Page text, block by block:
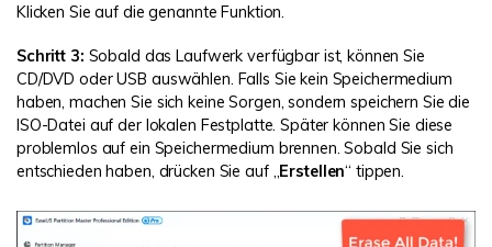
Klicken Sie auf die genannte Funktion.
Schritt 3: Sobald das Laufwerk verfügbar ist, können Sie
CD/DVD oder USB auswählen. Falls Sie kein Speichermedium
haben, machen Sie sich keine Sorgen, sondern speichern Sie die
ISO-Datei auf der lokalen Festplatte. Später können Sie diese
problemlos auf ein Speichermedium brennen. Sobald Sie sich
entschieden haben, drücken Sie auf „Erstellen“ tippen.